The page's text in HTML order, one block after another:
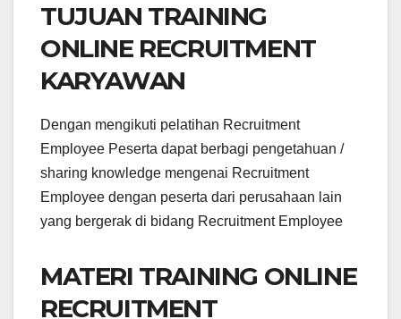
TUJUAN TRAINING
ONLINE RECRUITMENT
KARYAWAN
Dengan mengikuti pelatihan Recruitment
Employee Peserta dapat berbagi pengetahuan /
sharing knowledge mengenai Recruitment
Employee dengan peserta dari perusahaan lain
yang bergerak di bidang Recruitment Employee
MATERI TRAINING ONLINE
RECRUITMENT